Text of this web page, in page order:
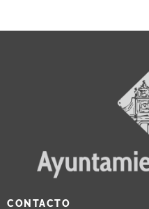
CONTACTO